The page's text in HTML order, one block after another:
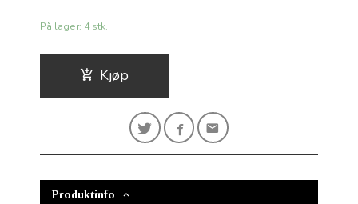
På lager: 4 stk.
Kjøp
Produktinfo